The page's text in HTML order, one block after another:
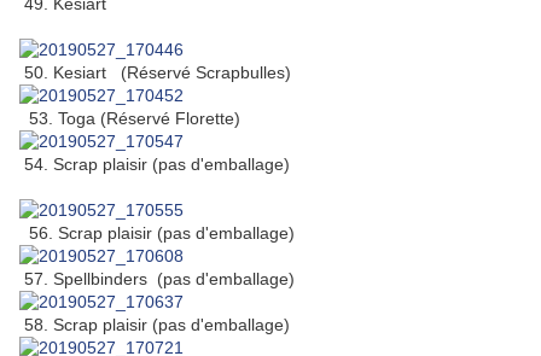
50. Kesiart (Réservé Scrapbulles)
53. Toga (Réservé Florette)
54. Scrap plaisir (pas d'emballage)
56. Scrap plaisir (pas d'emballage)
57. Spellbinders (pas d'emballage)
58. Scrap plaisir (pas d'emballage)